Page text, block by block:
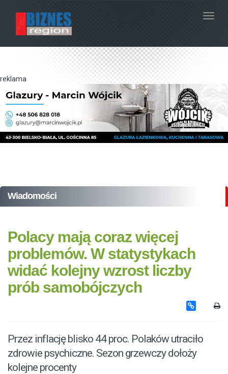
reklama
Wiadomości
Polacy mają coraz więcej
problemów. W statystykach
widać kolejny wzrost liczby
prób samobójczych
Przez inflację blisko 44 proc. Polaków utraciło
zdrowie psychiczne. Sezon grzewczy dołoży
kolejne procenty